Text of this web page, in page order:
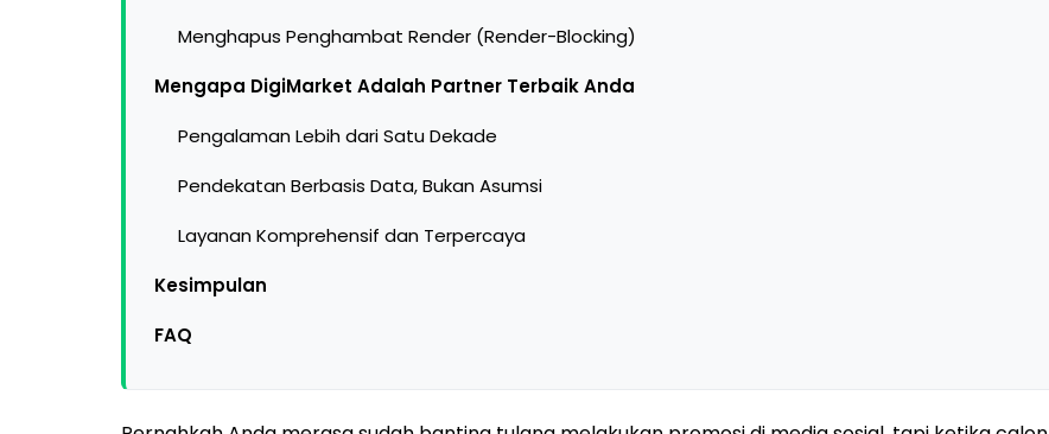
Menghapus Penghambat Render (Render-Blocking)
Mengapa DigiMarket Adalah Partner Terbaik Anda
Pengalaman Lebih dari Satu Dekade
Pendekatan Berbasis Data, Bukan Asumsi
Layanan Komprehensif dan Terpercaya
Kesimpulan
FAQ